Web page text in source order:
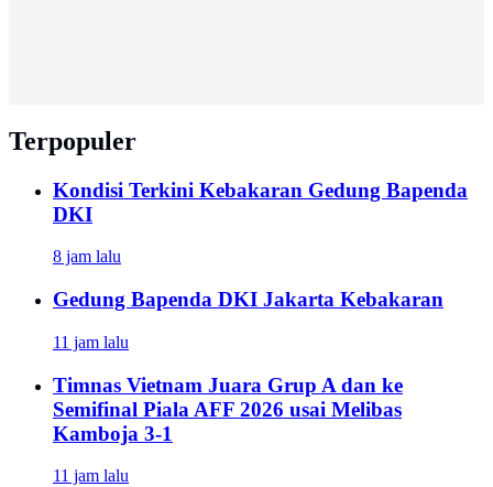
Terpopuler
Kondisi Terkini Kebakaran Gedung Bapenda
DKI
8 jam lalu
Gedung Bapenda DKI Jakarta Kebakaran
11 jam lalu
Timnas Vietnam Juara Grup A dan ke
Semifinal Piala AFF 2026 usai Melibas
Kamboja 3-1
11 jam lalu